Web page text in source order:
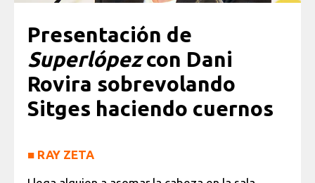
Presentación de
Superlópezcon Dani
Rovira sobrevolando
Sitges haciendo cuernos
■ RAY ZETA